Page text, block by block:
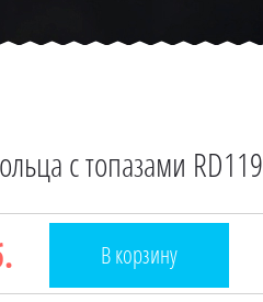
с топазами RD119
В корзину